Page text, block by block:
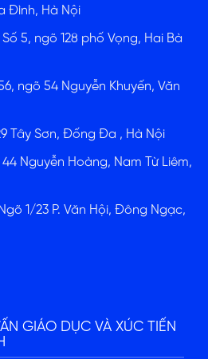
Đình, Hà Nội
Số 5, ngõ 128 phố Vọng, Hai Bà
ngõ 54 Nguyễn Khuyến, Văn
Tây Sơn, Đống Đa , Hà Nội
44 Nguyễn Hoàng, Nam Từ Liêm,
Ngõ 1/23 P. Văn Hội, Đông Ngạc,
GIÁO DỤC VÀ XÚC TIẾN